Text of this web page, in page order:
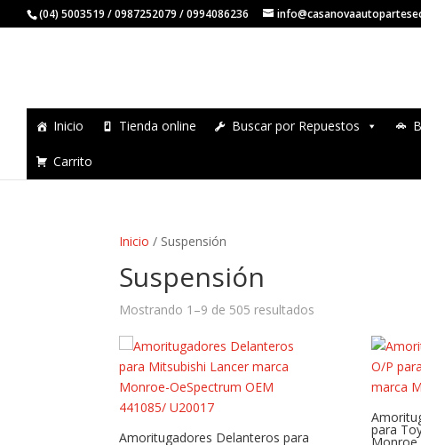
(04) 5003519 / 0987252079 / 0994086236
Inicio Tienda online Buscar por Repuestos
Carrito
Inicio / Suspensión
Suspensión
Mostrando 1–9 de 505 resultados
Amoritugadores Delanteros para para